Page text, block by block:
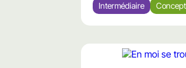
Intermédiaire
محتوى